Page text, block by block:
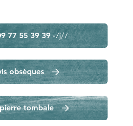
77 55 39 39 -7j/7
obsèques
tombale